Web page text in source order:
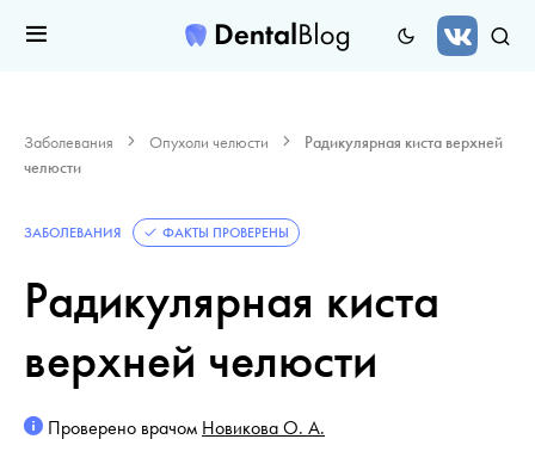
Заболевания Опухоли челюсти
Радикулярная киста верхней
челюсти
ЗАБОЛЕВАНИЯ ФАКТЫ ПРОВЕРЕНЫ
Радикулярная киста
верхней челюсти
Проверено врачом Новикова О. А.